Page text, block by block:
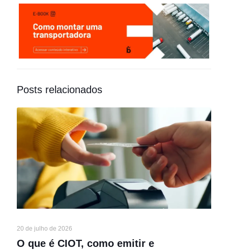
Posts relacionados
20 de julho de 2026
O que é CIOT, como emitir e